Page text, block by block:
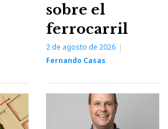
sobre el
ferrocarril
2 de agosto de 2026
Fernando Casas